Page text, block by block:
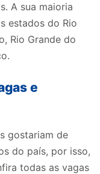
A sua maioria
estados do Rio
Rio Grande do
e
gostariam de
do país, por isso,
todas as vagas